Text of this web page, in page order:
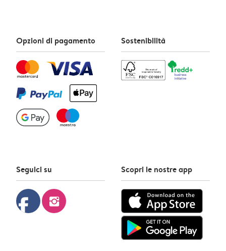
Opzioni di pagamento Sostenibilità
Seguici su
facebook instagram
Scopri le nostre app